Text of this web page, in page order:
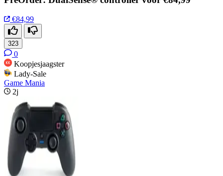
€84,99
323
0
Koopjesjaagster
Lady-Sale
Game Mania
2j